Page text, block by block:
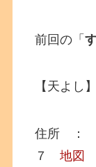
前回の「
【天よし】
住所 ：
７地図